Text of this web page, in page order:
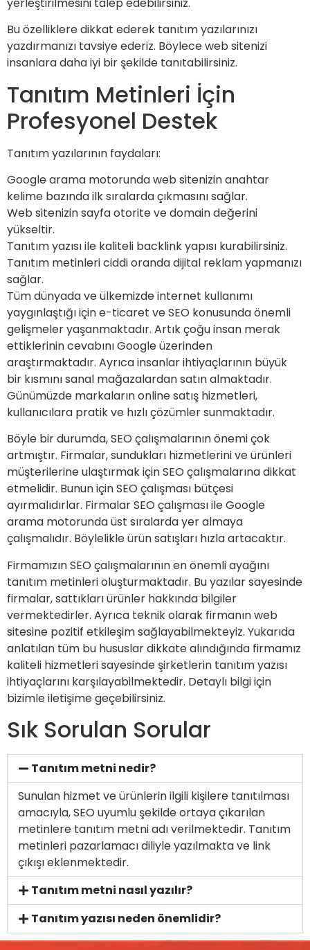
Bu özelliklere dikkat ederek tanıtım yazılarınızı
yazdırmanızı tavsiye ederiz. Böylece web sitenizi
insanlara daha iyi bir şekilde tanıtabilirsiniz.
Tanıtım Metinleri İçin
Profesyonel Destek
Tanıtım yazılarının faydaları:
Google arama motorunda web sitenizin anahtar
kelime bazında ilk sıralarda çıkmasını sağlar.
Web sitenizin sayfa otorite ve domain değerini
yükseltir.
Tanıtım yazısı ile kaliteli backlink yapısı kurabilirsiniz.
Tanıtım metinleri ciddi oranda dijital reklam yapmanızı
sağlar.
Tüm dünyada ve ülkemizde internet kullanımı
yaygınlaştığı için e-ticaret ve SEO konusunda önemli
gelişmeler yaşanmaktadır. Artık çoğu insan merak
ettiklerinin cevabını Google üzerinden
araştırmaktadır. Ayrıca insanlar ihtiyaçlarının büyük
bir kısmını sanal mağazalardan satın almaktadır.
Günümüzde markaların online satış hizmetleri,
kullanıcılara pratik ve hızlı çözümler sunmaktadır.
Böyle bir durumda, SEO çalışmalarının önemi çok
artmıştır. Firmalar, sundukları hizmetlerini ve ürünleri
müşterilerine ulaştırmak için SEO çalışmalarına dikkat
etmelidir. Bunun için SEO çalışması bütçesi
ayırmalıdırlar. Firmalar SEO çalışması ile Google
arama motorunda üst sıralarda yer almaya
çalışmalıdır. Böylelikle ürün satışları hızla artacaktır.
Firmamızın SEO çalışmalarının en önemli ayağını
tanıtım metinleri oluşturmaktadır. Bu yazılar sayesinde
firmalar, sattıkları ürünler hakkında bilgiler
vermektedirler. Ayrıca teknik olarak firmanın web
sitesine pozitif etkileşim sağlayabilmekteyiz. Yukarıda
anlatılan tüm bu hususlar dikkate alındığında firmamız
kaliteli hizmetleri sayesinde şirketlerin tanıtım yazısı
ihtiyaçlarını karşılayabilmektedir. Detaylı bilgi için
bizimle iletişime geçebilirsiniz.
Sık Sorulan Sorular
Tanıtım metni nedir?
Sunulan hizmet ve ürünlerin ilgili kişilere tanıtılması
amacıyla, SEO uyumlu şekilde ortaya çıkarılan
metinlere tanıtım metni adı verilmektedir. Tanıtım
metinleri pazarlamacı diliyle yazılmakta ve link
çıkışı eklenmektedir.
Tanıtım metni nasıl yazılır?
Tanıtım yazısı neden önemlidir?